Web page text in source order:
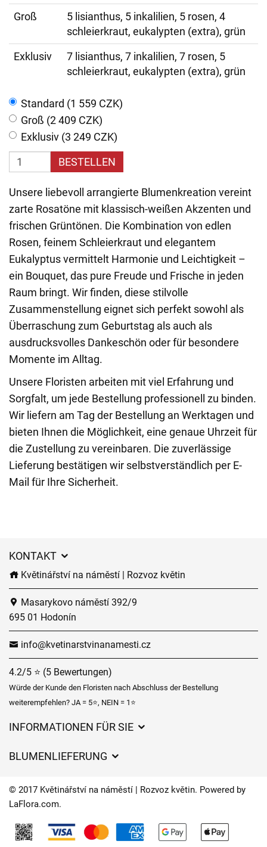
Groß
5 lisianthus, 5 inkalilien, 5 rosen, 4
schleierkraut, eukalypten (extra), grün
Exklusiv
7 lisianthus, 7 inkalilien, 7 rosen, 5
schleierkraut, eukalypten (extra), grün
Standard (1 559 CZK)
Groß (2 409 CZK)
Exklusiv (3 249 CZK)
BESTELLEN
Unsere liebevoll arrangierte Blumenkreation vereint
zarte Rosatöne mit klassisch-weißen Akzenten und
frischen Grüntönen. Die Kombination von edlen
Rosen, feinem Schleierkraut und elegantem
Eukalyptus vermittelt Harmonie und Leichtigkeit –
ein Bouquet, das pure Freude und Frische in jeden
Raum bringt. Wir finden, diese stilvolle
Zusammenstellung eignet sich perfekt sowohl als
Überraschung zum Geburtstag als auch als
ausdrucksvolles Dankeschön oder für besondere
Momente im Alltag.
Unsere Floristen arbeiten mit viel Erfahrung und
Sorgfalt, um jede Bestellung professionell zu binden.
Wir liefern am Tag der Bestellung an Werktagen und
bieten Ihnen die Möglichkeit, eine genaue Uhrzeit für
die Zustellung zu vereinbaren. Die zuverlässige
Lieferung bestätigen wir selbstverständlich per E-
Mail für Ihre Sicherheit.
KONTAKT
Květinářství na náměstí | Rozvoz květin
Masarykovo náměstí 392/9
695 01 Hodonín
info@kvetinarstvinanamesti.cz
4.2/5 ⭐ (5 Bewertungen)
Würde der Kunde den Floristen nach Abschluss der Bestellung
weiterempfehlen? JA = 5⭐, NEIN = 1⭐
INFORMATIONEN FÜR SIE
Lieferzeiten für Blumen – Übersicht der Möglichkeiten
BLUMENLIEFERUNG
Wohin wir Blumen liefern
Kontakt
© 2017 Květinářství na náměstí | Rozvoz květin. Powered by
LaFlora.com.